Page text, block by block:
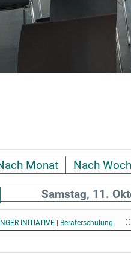
Monat Nach
Samstag, 11.
INITIATIVE | Beraterschulung